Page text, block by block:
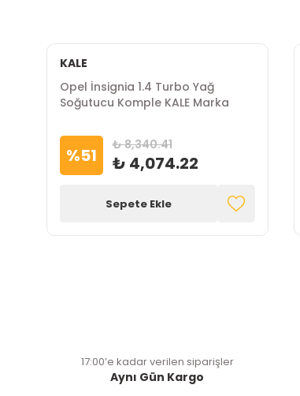
KALE
Opel İnsignia 1.4 Turbo Yağ
Soğutucu Komple KALE Marka
%51 ₺ 8,340.41
₺ 4,074.22
Sepete Ekle
17:00’e kadar verilen siparişler
Aynı Gün Kargo